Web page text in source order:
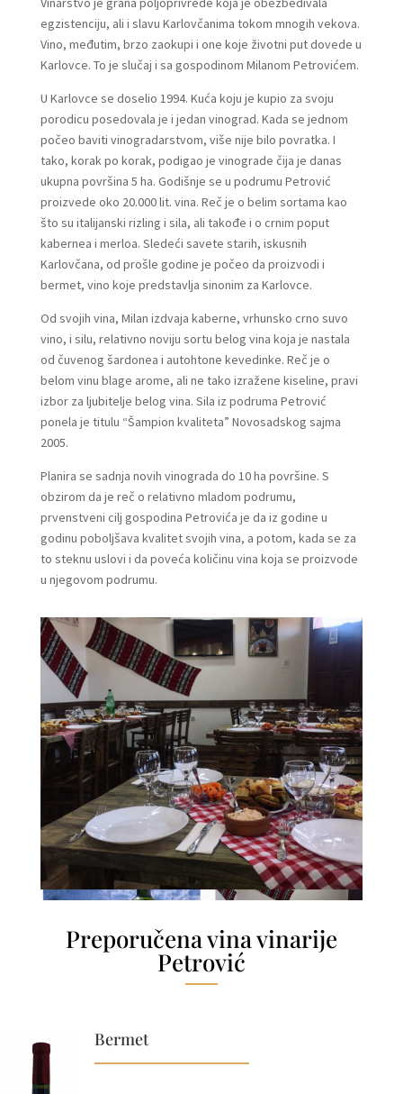
egzistenciju, ali i slavu Karlovčanima tokom mnogih vekova.
Vino, međutim, brzo zaokupi i one koje životni put dovede u
Karlovce. To je slučaj i sa gospodinom Milanom Petrovićem.
U Karlovce se doselio 1994. Kuća koju je kupio za svoju
porodicu posedovala je i jedan vinograd. Kada se jednom
počeo baviti vinogradarstvom, više nije bilo povratka. I
tako, korak po korak, podigao je vinograde čija je danas
ukupna površina 5 ha. Godišnje se u podrumu Petrović
proizvede oko 20.000 lit. vina. Reč je o belim sortama kao
što su italijanski rizling i sila, ali takođe i o crnim poput
kabernea i merloa. Sledeći savete starih, iskusnih
Karlovčana, od prošle godine je počeo da proizvodi i
bermet, vino koje predstavlja sinonim za Karlovce.
Od svojih vina, Milan izdvaja kaberne, vrhunsko crno suvo
vino, i silu, relativno noviju sortu belog vina koja je nastala
od čuvenog šardonea i autohtone kevedinke. Reč je o
belom vinu blage arome, ali ne tako izražene kiseline, pravi
izbor za ljubitelje belog vina. Sila iz podruma Petrović
ponela je titulu “Šampion kvaliteta” Novosadskog sajma
2005.
Planira se sadnja novih vinograda do 10 ha površine. S
obzirom da je reč o relativno mladom podrumu,
prvenstveni cilj gospodina Petrovića je da iz godine u
godinu poboljšava kvalitet svojih vina, a potom, kada se za
to steknu uslovi i da poveća količinu vina koja se proizvode
u njegovom podrumu.
Preporučena vina vinarije
Petrović
Bermet